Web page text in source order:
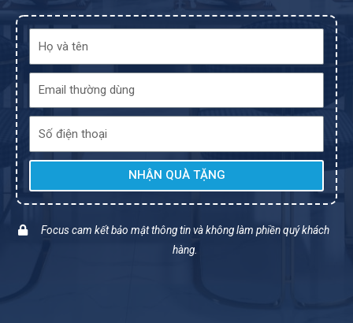
NHẬN QUÀ TẶNG
Focus cam kết bảo mật thông tin và không làm phiền quý khách
hàng.